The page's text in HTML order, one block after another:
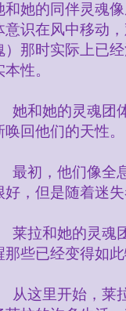
和她的同伴灵魂
意识在风中移动
）那时实际上已
本性。
她和她的灵魂团
唤回他们的天性。
最初，他们像全
好，但是随着迷
莱拉和她的灵魂
那些已经变得如
从这里开始，莱